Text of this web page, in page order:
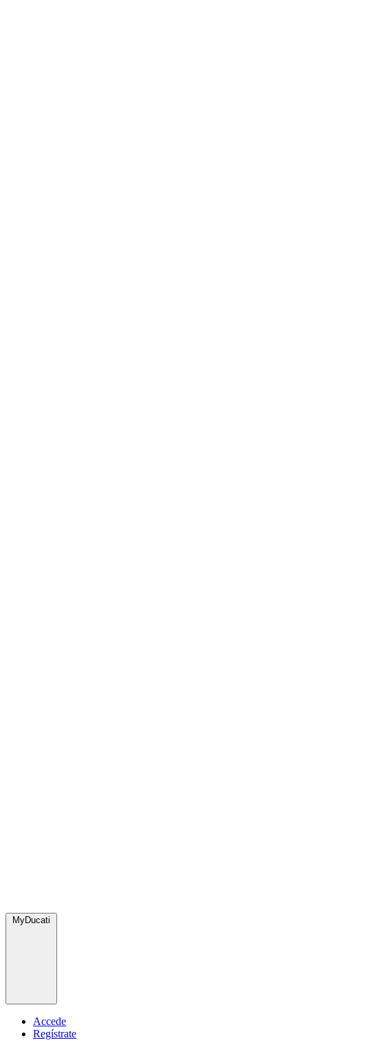
MyDucati
Accede
Regístrate